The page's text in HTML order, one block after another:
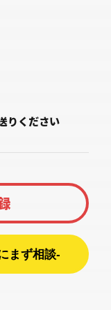
りください
まず相談-